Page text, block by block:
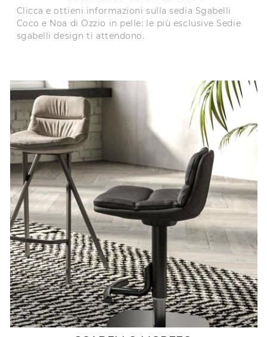
Clicca e ottieni informazioni sulla sedia Sgabelli
Coco e Noa di Ozzio in pelle: le più esclusive Sedie
sgabelli design ti attendono.